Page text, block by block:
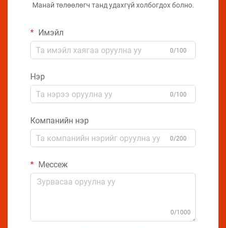
Манай төлөөлөгч танд удахгүй холбогдох болно.
Имэйл
0/100
Нэр
0/100
Компанийн нэр
0/200
Мессеж
0/1000